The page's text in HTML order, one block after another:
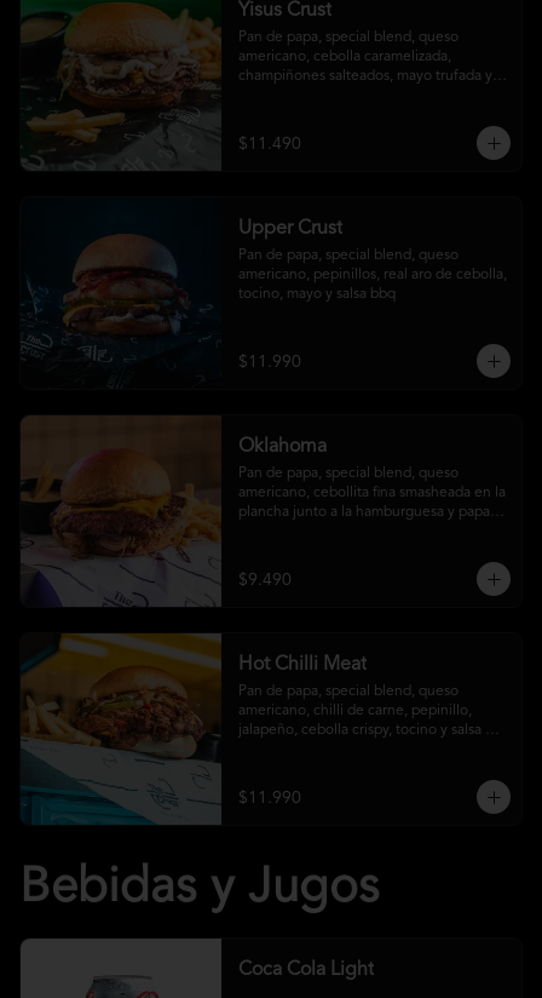
Yisus Crust
Pan de papa, special blend, queso
americano, cebolla caramelizada,
champiñones salteados, mayo trufada y
$11.490
Upper Crust
Pan de papa, special blend, queso
americano, pepinillos, real aro de cebolla,
tocino, mayo y salsa bbq
$11.990
Oklahoma
Pan de papa, special blend, queso
americano, cebollita fina smasheada en la
plancha junto a la hamburguesa y papas
$9.490
Hot Chilli Meat
Pan de papa, special blend, queso
americano, chilli de carne, pepinillo,
jalapeño, cebolla crispy, tocino y salsa
$11.990
Bebidas y Jugos
Coca Cola Light